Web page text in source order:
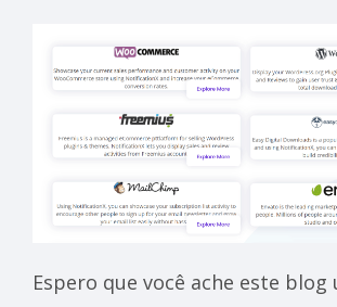
Espero que você ache este blog